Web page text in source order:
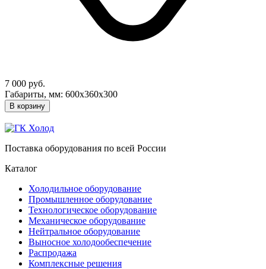
7 000 руб.
Габариты, мм: 600х360х300
В корзину
Поставка оборудования по всей России
Каталог
Холодильное оборудование
Промышленное оборудование
Технологическое оборудование
Механическое оборудование
Нейтральное оборудование
Выносное холодообеспечение
Распродажа
Комплексные решения